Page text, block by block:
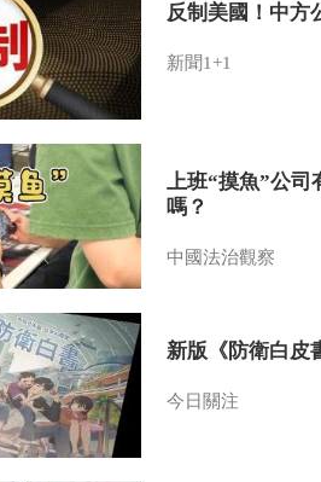
反制美國！中方
新聞1+1
上班“摸魚”公司
嗎？
中國法治觀察
新版《防衛白皮
今日關注